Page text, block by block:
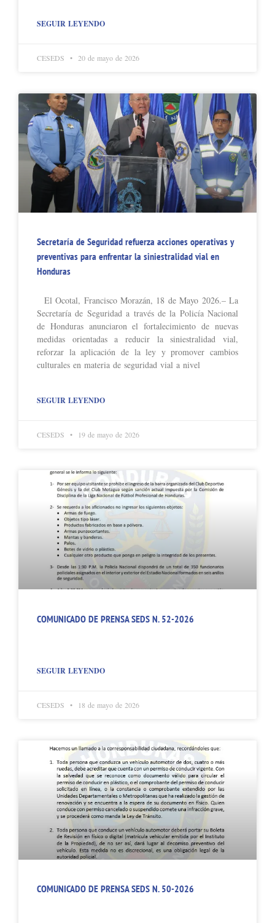
SEGUIR LEYENDO
CESEDS 20 de mayo de 2026
Secretaría de Seguridad refuerza acciones operativas y
preventivas para enfrentar la siniestralidad vial en
Honduras
El Ocotal, Francisco Morazán, 18 de Mayo 2026.– La
Secretaría de Seguridad a través de la Policía Nacional
de Honduras anunciaron el fortalecimiento de nuevas
medidas orientadas a reducir la siniestralidad vial,
reforzar la aplicación de la ley y promover cambios
culturales en materia de seguridad vial a nivel
SEGUIR LEYENDO
CESEDS 19 de mayo de 2026
COMUNICADO DE PRENSA SEDS N. 52-2026
SEGUIR LEYENDO
CESEDS 18 de mayo de 2026
COMUNICADO DE PRENSA SEDS N. 50-2026